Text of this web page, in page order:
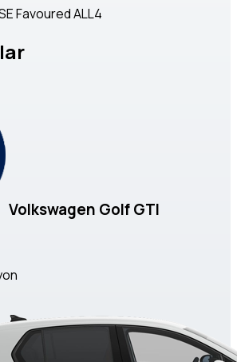
Favoured ALL4
Volkswagen Golf GTI